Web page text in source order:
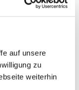
auf unsere
zu
weiterhin
13 14